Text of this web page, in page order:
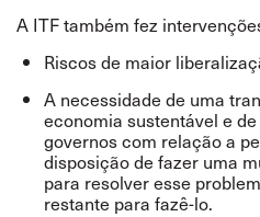
A ITF também fez
Riscos de maior
A necessidade de uma
economia sustentável e
governos com relação a
disposição de fazer uma
para resolver esse
restante para fazê-lo.